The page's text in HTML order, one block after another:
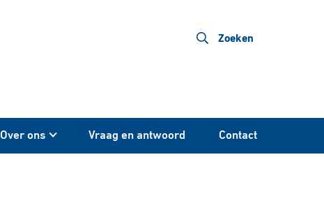
Zoeken
Over ons Vraag en antwoord Contact